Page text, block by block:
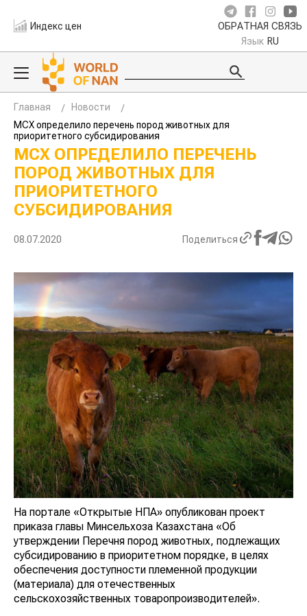
Индекс цен ОБРАТНАЯ СВЯЗЬ
Язык RU
Главная
Новости
МСХ определило перечень пород животных для
приоритетного субсидирования
МСХ ОПРЕДЕЛИЛО ПЕРЕЧЕНЬ
ПОРОД ЖИВОТНЫХ ДЛЯ
ПРИОРИТЕТНОГО
СУБСИДИРОВАНИЯ
08.07.2020 Поделиться
На портале «Открытые НПА» опубликован проект
приказа главы Минсельхоза Казахстана «Об
утверждении Перечня пород животных, подлежащих
субсидированию в приоритетном порядке, в целях
обеспечения доступности племенной продукции
(материала) для отечественных
сельскохозяйственных товаропроизводителей».